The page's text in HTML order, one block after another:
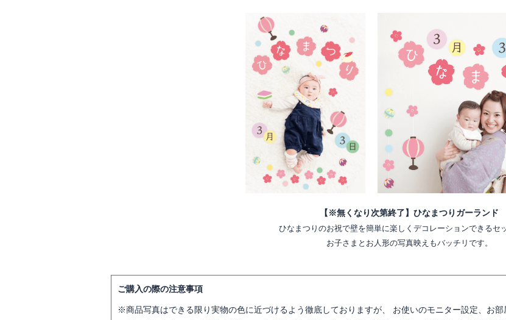
【※無くなり次第終了】ひなまつりガーランド
ひなまつりのお祝で壁を簡単に楽しくデコレーションできるセ
お子さまとお人形の写真映えもバッチリです。
ご購入の際の注意事項
商品写真はできる限り実物の色に近づけるよう徹底しておりますが、 お使いのモニター設定、お